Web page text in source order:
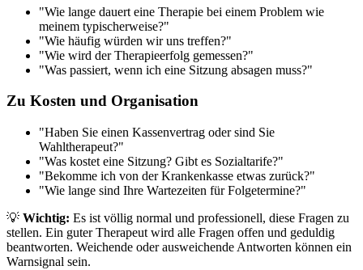
"Wie lange dauert eine Therapie bei einem Problem wie
meinem typischerweise?"
"Wie häufig würden wir uns treffen?"
"Wie wird der Therapieerfolg gemessen?"
"Was passiert, wenn ich eine Sitzung absagen muss?"
Zu Kosten und Organisation
"Haben Sie einen Kassenvertrag oder sind Sie
Wahltherapeut?"
"Was kostet eine Sitzung? Gibt es Sozialtarife?"
"Bekomme ich von der Krankenkasse etwas zurück?"
"Wie lange sind Ihre Wartezeiten für Folgetermine?"
💡 Wichtig: Es ist völlig normal und professionell, diese Fragen zu
stellen. Ein guter Therapeut wird alle Fragen offen und geduldig
beantworten. Weichende oder ausweichende Antworten können ein
Warnsignal sein.